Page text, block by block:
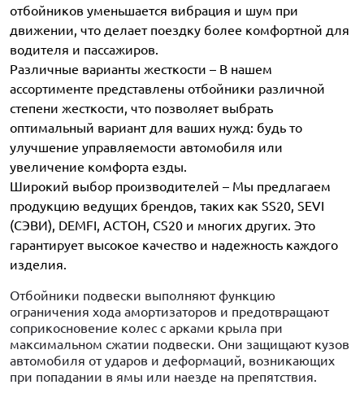
отбойников уменьшается вибрация и шум при
движении, что делает поездку более комфортной для
водителя и пассажиров.
Различные варианты жесткости – В нашем
ассортименте представлены отбойники различной
степени жесткости, что позволяет выбрать
оптимальный вариант для ваших нужд: будь то
улучшение управляемости автомобиля или
увеличение комфорта езды.
Широкий выбор производителей – Мы предлагаем
продукцию ведущих брендов, таких как SS20, SEVI
(СЭВИ), DEMFI, АСТОН, CS20 и многих других. Это
гарантирует высокое качество и надежность каждого
изделия.
Отбойники подвески выполняют функцию
ограничения хода амортизаторов и предотвращают
соприкосновение колес с арками крыла при
максимальном сжатии подвески. Они защищают кузов
автомобиля от ударов и деформаций, возникающих
при попадании в ямы или наезде на препятствия.